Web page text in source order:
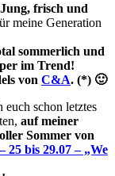
frisch und
meine Generation
sommerlich und
im Trend!
von C&A. (*) 🙂
euch schon letztes
auf meiner
Sommer von
25 bis 29.07 – „We